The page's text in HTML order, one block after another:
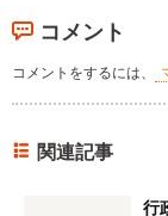
コメント
コメントをするには、
関連記事
行